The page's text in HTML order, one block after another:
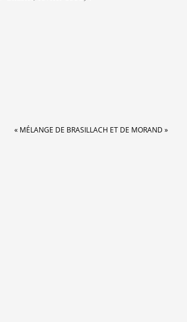
« MÉLANGE DE BRASILLACH ET DE MORAND »